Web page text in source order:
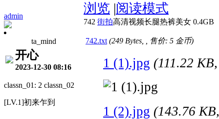
admin
ta_mind
开心
2023-12-30 08:16
classn_01: 2 classn_02
[LV.1]初来乍到
浏览 |阅读模式
742 街拍高清视频长腿热裤美女 0.4GB
742.txt (249 Bytes, , 售价: 5 金币)
1 (1).jpg (111.22
1 (2).jpg (143.76